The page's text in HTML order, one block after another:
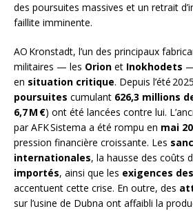
des poursuites massives et un retrait
faillite imminente.
AO Kronstadt, l’un des principaux
militaires — les Orion et Inokhodets
en situation critique. Depuis l’été
poursuites cumulant 626,3 millions
6,7 M €) ont été lancées contre lui.
par AFK Sistema a été rompu en mai
pression financière croissante. Les
internationales, la hausse des coûts
importés, ainsi que les exigences
accentuent cette crise. En outre, des
sur l’usine de Dubna ont affaibli la